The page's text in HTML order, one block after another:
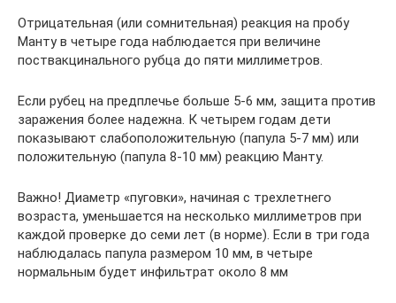
Отрицательная (или сомнительная) реакция на пробу
Манту в четыре года наблюдается при величине
поствакцинального рубца до пяти миллиметров.
Если рубец на предплечье больше 5-6 мм, защита против
заражения более надежна. К четырем годам дети
показывают слабоположительную (папула 5-7 мм) или
положительную (папула 8-10 мм) реакцию Манту.
Важно! Диаметр «пуговки», начиная с трехлетнего
возраста, уменьшается на несколько миллиметров при
каждой проверке до семи лет (в норме). Если в три года
наблюдалась папула размером 10 мм, в четыре
нормальным будет инфильтрат около 8 мм